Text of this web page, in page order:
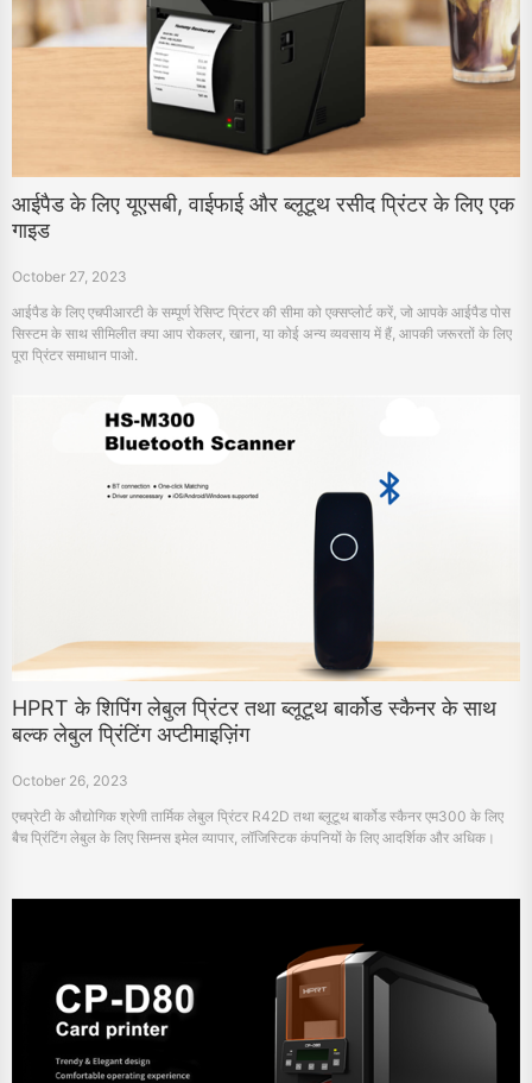
आईपैड के लिए यूएसबी, वाईफाई और ब्लूटूथ रसीद प्रिंटर के लिए एक
गाइड
October 27, 2023
आईपैड के लिए एचपीआरटी के सम्पूर्ण रेसिप्ट प्रिंटर की सीमा को एक्सप्लोर्ट करें, जो आपके आईपैड पोस
सिस्टम के साथ सीमिलीत क्या आप रोकलर, खाना, या कोई अन्य व्यवसाय में हैं, आपकी जरूरतों के लिए
पूरा प्रिंटर समाधान पाओ.
HPRT के शिपिंग लेबुल प्रिंटर तथा ब्लूटूथ बार्कोड स्कैनर के साथ
बल्क लेबुल प्रिंटिंग अप्टीमाइज़िंग
October 26, 2023
एचप्रेटी के औद्योगिक श्रेणी तार्मिक लेबुल प्रिंटर R42D तथा ब्लूटूथ बार्कोड स्कैनर एम300 के लिए
बैच प्रिंटिंग लेबुल के लिए सिम्नस इमेल व्यापार, लॉजिस्टिक कंपनियों के लिए आदर्शिक और अधिक।